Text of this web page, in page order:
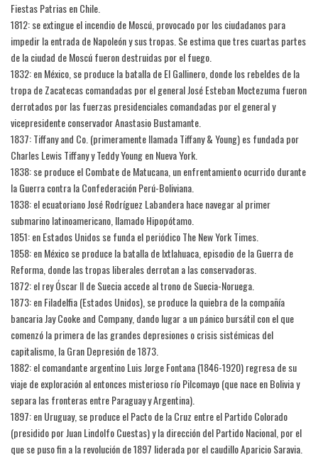
Fiestas Patrias en Chile.
1812: se extingue el incendio de Moscú, provocado por los ciudadanos para
impedir la entrada de Napoleón y sus tropas. Se estima que tres cuartas partes
de la ciudad de Moscú fueron destruidas por el fuego.
1832: en México, se produce la batalla de El Gallinero, donde los rebeldes de la
tropa de Zacatecas comandadas por el general José Esteban Moctezuma fueron
derrotados por las fuerzas presidenciales comandadas por el general y
vicepresidente conservador Anastasio Bustamante.
1837: Tiffany and Co. (primeramente llamada Tiffany & Young) es fundada por
Charles Lewis Tiffany y Teddy Young en Nueva York.
1838: se produce el Combate de Matucana, un enfrentamiento ocurrido durante
la Guerra contra la Confederación Perú-Boliviana.
1838: el ecuatoriano José Rodríguez Labandera hace navegar al primer
submarino latinoamericano, llamado Hipopótamo.
1851: en Estados Unidos se funda el periódico The New York Times.
1858: en México se produce la batalla de Ixtlahuaca, episodio de la Guerra de
Reforma, donde las tropas liberales derrotan a las conservadoras.
1872: el rey Óscar II de Suecia accede al trono de Suecia-Noruega.
1873: en Filadelfia (Estados Unidos), se produce la quiebra de la compañía
bancaria Jay Cooke and Company, dando lugar a un pánico bursátil con el que
comenzó la primera de las grandes depresiones o crisis sistémicas del
capitalismo, la Gran Depresión de 1873.
1882: el comandante argentino Luis Jorge Fontana (1846-1920) regresa de su
viaje de exploración al entonces misterioso río Pilcomayo (que nace en Bolivia y
separa las fronteras entre Paraguay y Argentina).
1897: en Uruguay, se produce el Pacto de la Cruz entre el Partido Colorado
(presidido por Juan Lindolfo Cuestas) y la dirección del Partido Nacional, por el
que se puso fin a la revolución de 1897 liderada por el caudillo Aparicio Saravia.